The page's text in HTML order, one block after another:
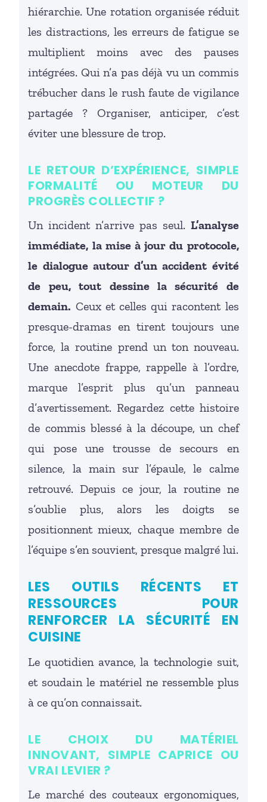
hiérarchie. Une rotation organisée réduit
les distractions, les erreurs de fatigue se
multiplient moins avec des pauses
intégrées. Qui n’a pas déjà vu un commis
trébucher dans le rush faute de vigilance
partagée ? Organiser, anticiper, c’est
éviter une blessure de trop.
LE RETOUR D’EXPÉRIENCE, SIMPLE
FORMALITÉ OU MOTEUR DU
PROGRÈS COLLECTIF ?
Un incident n’arrive pas seul. L’analyse
immédiate, la mise à jour du protocole,
le dialogue autour d’un accident évité
de peu, tout dessine la sécurité de
demain. Ceux et celles qui racontent les
presque-dramas en tirent toujours une
force, la routine prend un ton nouveau.
Une anecdote frappe, rappelle à l’ordre,
marque l’esprit plus qu’un panneau
d’avertissement. Regardez cette histoire
de commis blessé à la découpe, un chef
qui pose une trousse de secours en
silence, la main sur l’épaule, le calme
retrouvé. Depuis ce jour, la routine ne
s’oublie plus, alors les doigts se
positionnent mieux, chaque membre de
l’équipe s’en souvient, presque malgré lui.
LES OUTILS RÉCENTS ET
RESSOURCES POUR
RENFORCER LA SÉCURITÉ EN
CUISINE
Le quotidien avance, la technologie suit,
et soudain le matériel ne ressemble plus
à ce qu’on connaissait.
LE CHOIX DU MATÉRIEL
INNOVANT, SIMPLE CAPRICE OU
VRAI LEVIER ?
Le marché des couteaux ergonomiques,